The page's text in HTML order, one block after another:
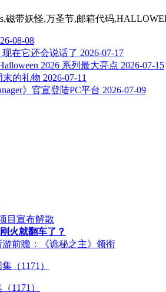
磁带妖怪,万圣节,邮箱代码
08-08
在它还会说话了 2026-07-17
2026 系列最大亮点 2026-07-15
末的礼物 2026-07-11
》官宣登陆PC平台 2026-07-09
目宣布解散
火就翻车了？
游前瞻：《诡秘之主》领衔
1171）